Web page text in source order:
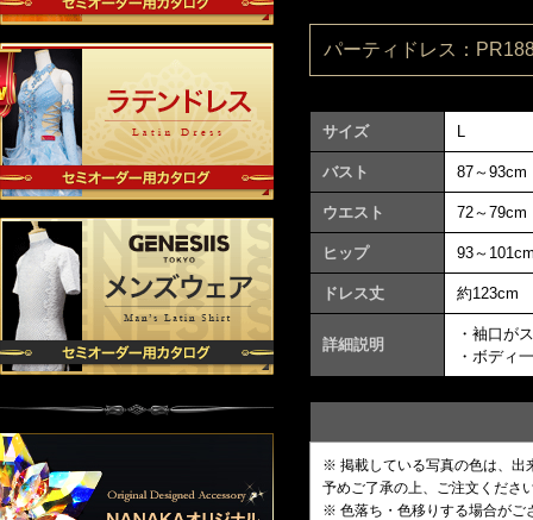
パーティドレス：
サイズ L
バスト 87～93cm
ウエスト 72～79cm
ヒップ 93～
ドレス丈 約123cm
詳細説明
・袖口が
・ボディ
※ 掲載している写真の色は、出
予めご了承の上、ご注文くださ
※ 色落ち・色移りする場合がご